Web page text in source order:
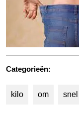
Categorieën:
kilo om